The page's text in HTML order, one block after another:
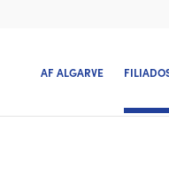
AF ALGARVE